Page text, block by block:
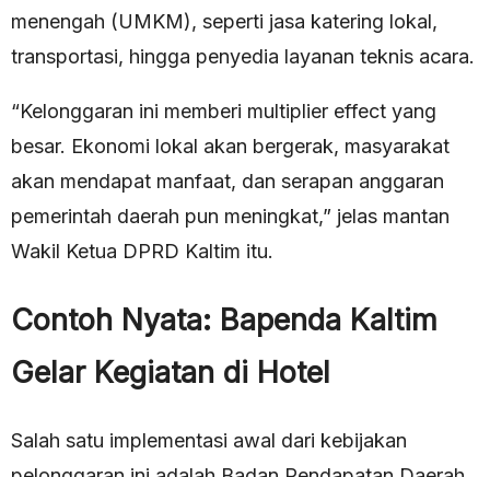
menengah (UMKM), seperti jasa katering lokal,
transportasi, hingga penyedia layanan teknis acara.
“Kelonggaran ini memberi multiplier effect yang
besar. Ekonomi lokal akan bergerak, masyarakat
akan mendapat manfaat, dan serapan anggaran
pemerintah daerah pun meningkat,” jelas mantan
Wakil Ketua DPRD Kaltim itu.
Contoh Nyata: Bapenda Kaltim
Gelar Kegiatan di Hotel
Salah satu implementasi awal dari kebijakan